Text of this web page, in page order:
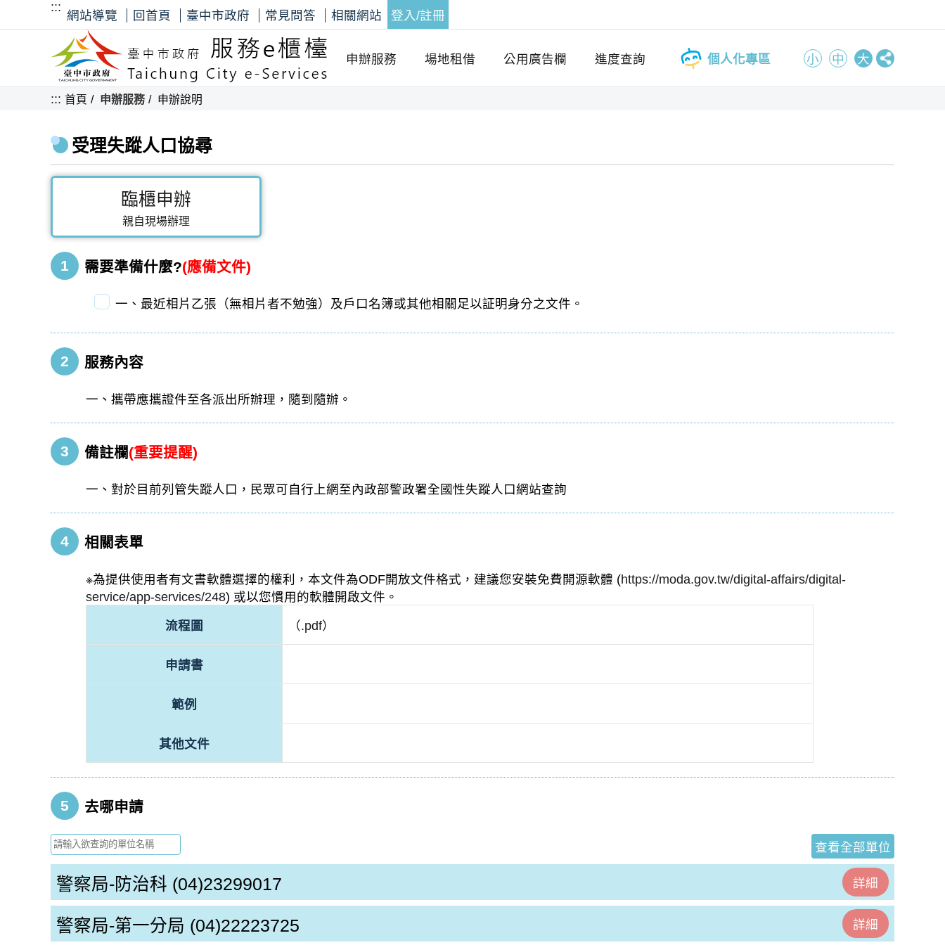
:::
網站導覽 回首頁 臺中市政府 常見問答 相關網站 登入/註冊
申辦服務 場地租借 公用廣告欄 進度查詢 個人化專區 小 中 大
::: 首頁 申辦服務 申辦說明
受理失蹤人口協尋
臨櫃申辦
親自現場辦理
1 需要準備什麼?(應備文件)
一、最近相片乙張（無相片者不勉強）及戶口名簿或其他相關足以証明身分之文件。
2 服務內容
一、攜帶應攜證件至各派出所辦理，隨到隨辦。
3 備註欄(重要提醒)
一、對於目前列管失蹤人口，民眾可自行上網至內政部警政署全國性失蹤人口網站查詢
4 相關表單
※為提供使用者有文書軟體選擇的權利，本文件為ODF開放文件格式，建議您安裝免費開源軟體 (https://moda.gov.tw/digital-affairs/digital-
service/app-services/248) 或以您慣用的軟體開啟文件。
流程圖 （.pdf）
申請書
範例
其他文件
5 去哪申請
查看全部單位
警察局-防治科 (04)23299017 詳細
警察局-第一分局 (04)22223725 詳細